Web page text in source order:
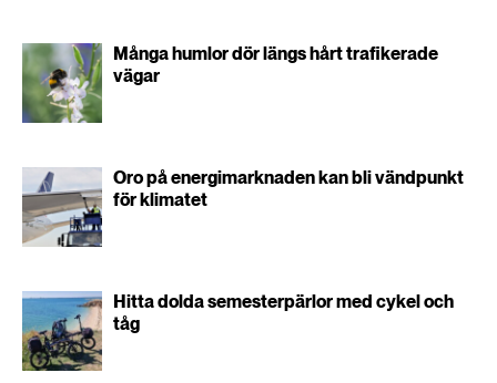
Många humlor dör längs hårt trafikerade
vägar
Oro på energimarknaden kan bli vändpunkt
för klimatet
Hitta dolda semesterpärlor med cykel och
tåg